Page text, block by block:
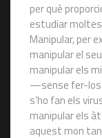
per què
estudiar
Manipular, per
manipular el
manipular els
—sense fer-los
s’ho fan els
manipular els
aquest mon